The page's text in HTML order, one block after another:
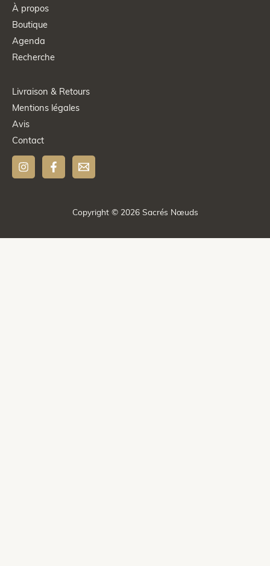
À propos
Boutique
Agenda
Recherche
Livraison & Retours
Mentions légales
Avis
Contact
Copyright © 2026 Sacrés Nœuds